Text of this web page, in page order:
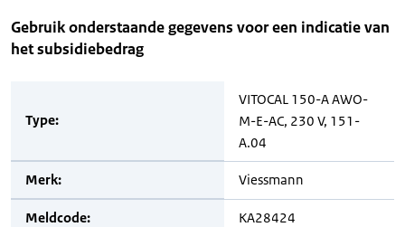
Gebruik onderstaande gegevens voor een indicatie van
het subsidiebedrag
Type:
VITOCAL 150-A AWO-
M-E-AC, 230 V, 151-
A.04
Merk: Viessmann
Meldcode: KA28424